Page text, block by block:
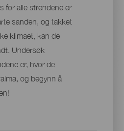
for alle strendene er
sanden, og takket
klimaet, kan de
Undersøk
er, hvor de
og begynn å